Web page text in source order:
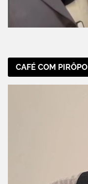
CAFÉ COM PIRÔPO